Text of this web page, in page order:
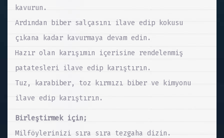
kavurun.
Ardından biber salçasını ilave edip kokusu
çıkana kadar kavurmaya devam edin.
Hazır olan karışımın içerisine rendelenmiş
patatesleri ilave edip karıştırın.
Tuz, karabiber, toz kırmızı biber ve kimyonu
ilave edip karıştırın.
Birleştirmek için;
Milföylerinizi sıra sıra tezgaha dizin.